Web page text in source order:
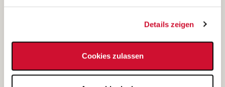
Details zeigen
Cookies zulassen
Bewerbung als Altenpflegehelfer*in
Bewerbung als Erzieher*in